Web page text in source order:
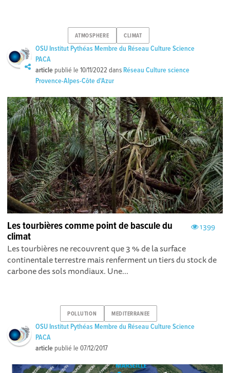
ATMOSPHERE CLIMAT
OSU Institut Pythéas Membre du Réseau Culture Science
PACA
article publié le10/11/2022 dans Réseau Culture science
Provence-Alpes-Côte d'Azur
1399
Les tourbières comme point de bascule du
climat
Les tourbières ne recouvrent que 3 % de la surface
continentale terrestre mais renferment un tiers du stock de
carbone des sols mondiaux. Une...
POLLUTION MEDITERRANEE
OSU Institut Pythéas Membre du Réseau Culture Science
PACA
article publié le07/12/2017